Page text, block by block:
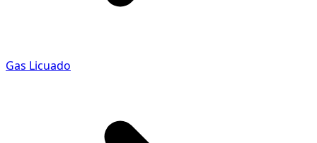
Gas Licuado